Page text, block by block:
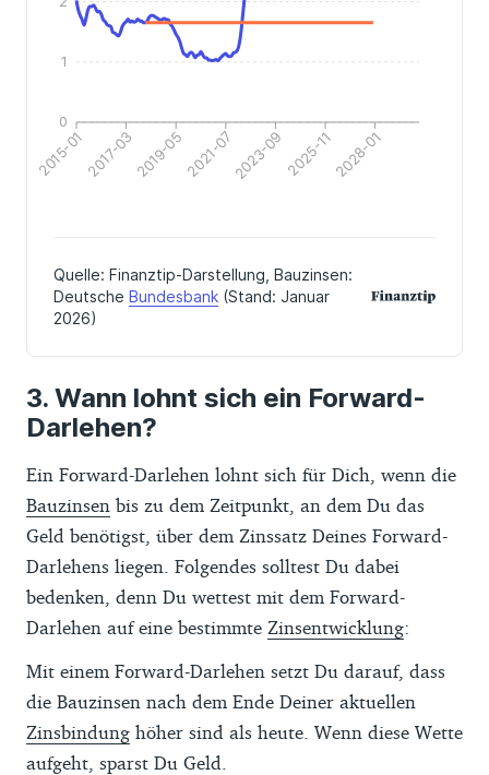
Wann lohnt sich ein Forward-
Darlehen?
Ein Forward-Darlehen lohnt sich für Dich, wenn die
Bauzinsen bis zu dem Zeitpunkt, an dem Du das
Geld benötigst, über dem Zinssatz Deines Forward-
Darlehens liegen. Folgendes solltest Du dabei
bedenken, denn Du wettest mit dem Forward-
Darlehen auf eine bestimmte Zinsentwicklung:
Mit einem Forward-Darlehen setzt Du darauf, dass
die Bauzinsen nach dem Ende Deiner aktuellen
Zinsbindung höher sind als heute. Wenn diese Wette
aufgeht, sparst Du Geld.